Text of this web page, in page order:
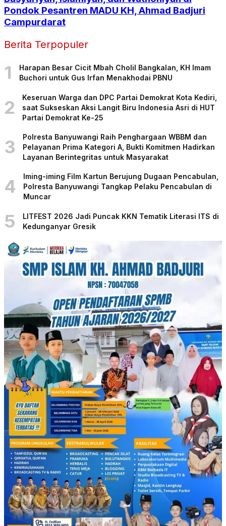
Pondok Pesantren MADU KH, Ahmad Badjuri
Campurdarat
Berita Terpopuler
1
Harapan Besar Cicit Mbah Cholil Bangkalan, KH Imam
Buchori untuk Gus Irfan Menakhodai PBNU
2
Keseruan Warga dan DPC Partai Demokrat Kota Kediri,
saat Sukseskan Aksi Langit Biru Indonesia Asri di HUT
Partai Demokrat Ke-25
3
Polresta Banyuwangi Raih Penghargaan WBBM dan
Pelayanan Prima Kategori A, Bukti Komitmen Hadirkan
Layanan Berintegritas untuk Masyarakat
4
Iming-iming Film Kartun Berujung Dugaan Pencabulan,
Polresta Banyuwangi Tangkap Pelaku Pencabulan di
Muncar
5
LITFEST 2026 Jadi Puncak KKN Tematik Literasi ITS di
Kedunganyar Gresik